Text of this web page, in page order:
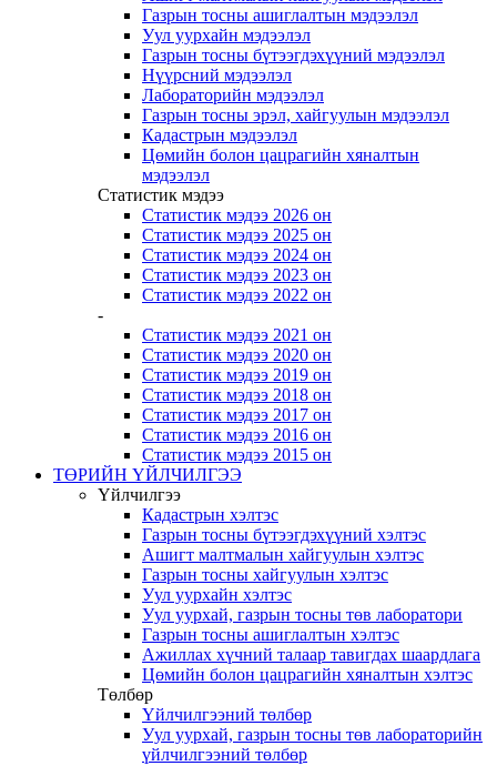
Газрын тосны ашиглалтын мэдээлэл
Уул уурхайн мэдээлэл
Газрын тосны бүтээгдэхүүний мэдээлэл
Нүүрсний мэдээлэл
Лабораторийн мэдээлэл
Газрын тосны эрэл, хайгуулын мэдээлэл
Кадастрын мэдээлэл
Цөмийн болон цацрагийн хяналтын
мэдээлэл
Статистик мэдээ
Статистик мэдээ 2026 он
Статистик мэдээ 2025 он
Статистик мэдээ 2024 он
Статистик мэдээ 2023 он
Статистик мэдээ 2022 он
-
Статистик мэдээ 2021 он
Статистик мэдээ 2020 он
Статистик мэдээ 2019 он
Статистик мэдээ 2018 он
Статистик мэдээ 2017 он
Статистик мэдээ 2016 он
Статистик мэдээ 2015 он
ТӨРИЙН ҮЙЛЧИЛГЭЭ
Үйлчилгээ
Кадастрын хэлтэс
Газрын тосны бүтээгдэхүүний хэлтэс
Ашигт малтмалын хайгуулын хэлтэс
Газрын тосны хайгуулын хэлтэс
Уул уурхайн хэлтэс
Уул уурхай, газрын тосны төв лаборатори
Газрын тосны ашиглалтын хэлтэс
Ажиллах хүчний талаар тавигдах шаардлага
Цөмийн болон цацрагийн хяналтын хэлтэс
Төлбөр
Үйлчилгээний төлбөр
Уул уурхай, газрын тосны төв лабораторийн
үйлчилгээний төлбөр